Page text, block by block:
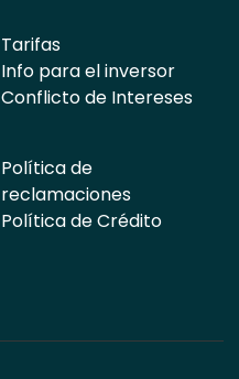
Tarifas
Info para el inversor
Conflicto de Intereses
Política de
reclamaciones
Política de Crédito